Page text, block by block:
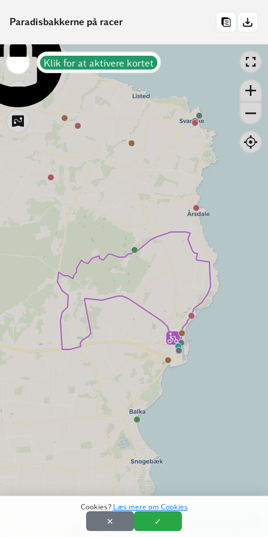
Paradisbakkerne på racer
Klik for at aktivere kortet
Cookies? Læs mere om Cookies
✕ ✓